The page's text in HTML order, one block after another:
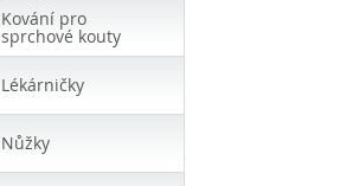
Kování pro
sprchové kouty
Lékárničky
Nůžky